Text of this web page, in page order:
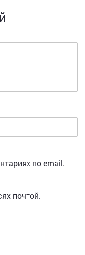
по email.
почтой.